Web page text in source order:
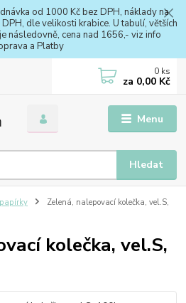
od 1000 Kč bez DPH, náklady na
dle velikosti krabice. U tabulí, větších
následovně, cena nad 1656,- viz info
a Platby
Menu
Hledat
0 ks
za 0,00 Kč
Zelená, nalepovací kolečka, vel.S,
kolečka, vel.S,